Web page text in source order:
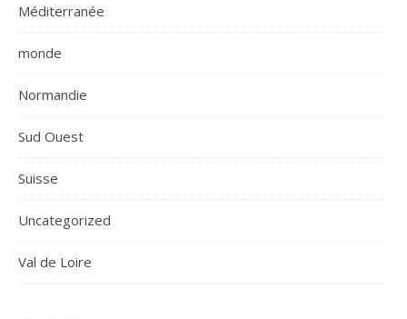
Méditerranée
monde
Normandie
Sud Ouest
Suisse
Uncategorized
Val de Loire